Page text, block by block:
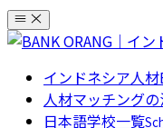
コ
ン
インドネシア人
人材マッチング
日本語学校一覧